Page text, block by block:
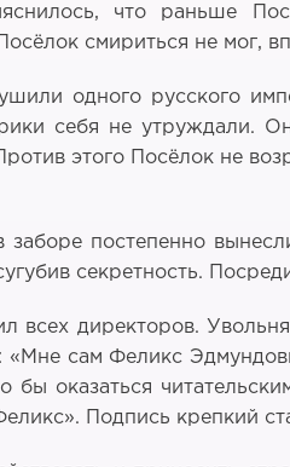
что раньше
смириться не мог,
одного русского
себя не утруждали.
этого Посёлок не
постепенно
секретность.
директоров.
сам Феликс
бы оказаться
Подпись крепкий